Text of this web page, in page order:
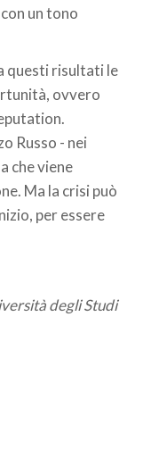
un tono
questi risultati le
ovvero
Russo - nei
che viene
Ma la crisi può
per essere
degli Studi